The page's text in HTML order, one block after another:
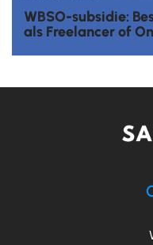
WBSO-subsidie:
als Freelancer of